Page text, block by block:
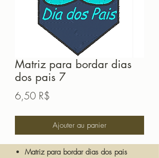
Matriz para bordar dias
dos pais 7
6,50 R$
Ajouter au panier
Matriz para bordar dias dos pais